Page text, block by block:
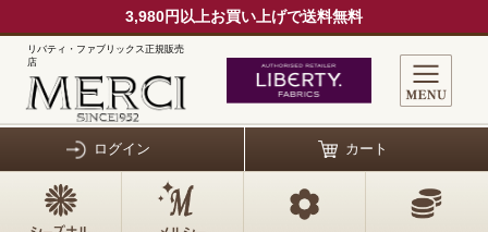
3,980円以上お買い上げで送料無料
リバティ・ファブリックス正規販売
店
ログイン カート